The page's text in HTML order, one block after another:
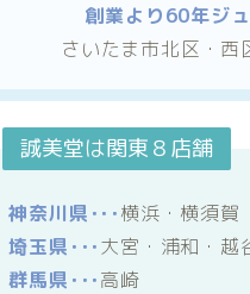
創業より60年ジ
さいたま市北区・
誠美堂は関東８店舗
神奈川県･･･横浜・横須賀
埼玉県･･･大宮・浦和・越
群馬県･･･高崎